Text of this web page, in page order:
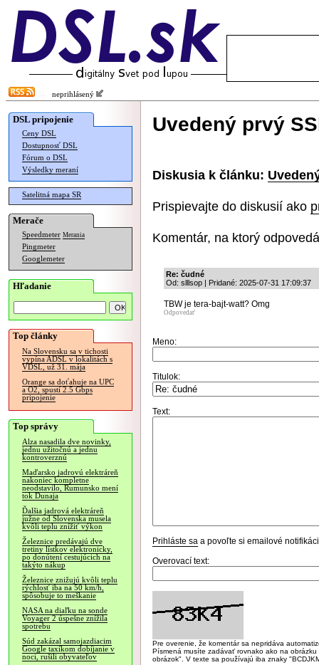
neprihlásený
DSL pripojenie
Ceny DSL
Dostupnosť DSL
Fórum o DSL
Výsledky meraní
Satelitná mapa SR
Merače
Speedmeter Merania
Pingmeter
Googlemeter
Hľadanie
Top články
Na Slovensku sa v tichosti
vypína ADSL v lokalitách s
VDSL, už 31. mája
Orange sa doťahuje na UPC
a O2, spustí 2.5 Gbps
pripojenie
Top správy
Alza nasadila dve novinky,
jednu užitočnú a jednu
kontroverznú
Maďarsko jadrovú elektráreň
nakoniec kompletne
neodstavilo, Rumunsko mení
tok Dunaja
Ďalšia jadrová elektráreň
južne od Slovenska musela
kvôli teplu znížiť výkon
Železnice predávajú dve
tretiny lístkov elektronicky,
po donútení cestujúcich na
takýto nákup
Železnice znižujú kvôli teplu
rýchlosť iba na 50 km/h,
spôsobuje to meškanie
NASA na diaľku na sonde
Voyager 2 úspešne znížila
spotrebu
Súd zakázal samojazdiacim
Google taxíkom dobíjanie v
noci, rušili obyvateľov
Uvedený prvý
Diskusia k článku:
Prispievajte do diskusií ako
Komentár, na ktorý
Re: čudné
Od: slllsop | Pridané: 2025-07-31 17:09:37
TBW je tera-bajt-watt? Omg
Odpovedať
Meno:
Titulok:
Text:
Prihláste sa a povoľte si emailové
Overovací text:
Pre overenie, že komentár sa nepridáva
Písmená musíte zadávať rovnako ako na
obrázok". V texte sa používajú iba znaky